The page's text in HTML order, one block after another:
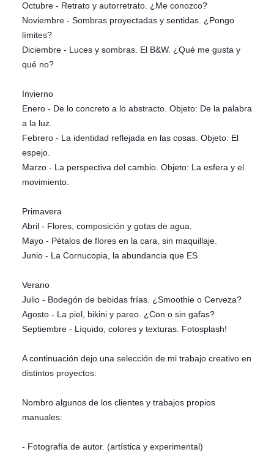
Octubre - Retrato y autorretrato. ¿Me conozco?
Noviembre - Sombras proyectadas y sentidas. ¿Pongo
límites?
Diciembre - Luces y sombras. El B&W. ¿Qué me gusta y
qué no?
Invierno
Enero - De lo concreto a lo abstracto. Objeto: De la palabra
a la luz.
Febrero - La identidad reflejada en las cosas. Objeto: El
espejo.
Marzo - La perspectiva del cambio. Objeto: La esfera y el
movimiento.
Primavera
Abril - Flores, composición y gotas de agua.
Mayo - Pétalos de flores en la cara, sin maquillaje.
Junio - La Cornucopia, la abundancia que ES.
Verano
Julio - Bodegón de bebidas frías. ¿Smoothie o Cerveza?
Agosto - La piel, bikini y pareo. ¿Con o sin gafas?
Septiembre - Líquido, colores y texturas. Fotosplash!
A continuación dejo una selección de mi trabajo creativo en
distintos proyectos:
Nombro algunos de los clientes y trabajos propios
manuales:
- Fotografía de autor. (artística y experimental)